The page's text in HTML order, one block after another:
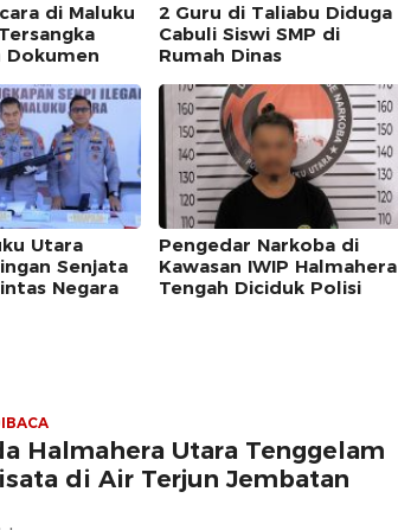
di Maluku
Dokumen
2 Guru di Taliabu Diduga
Cabuli Siswi SMP di
Rumah Dinas
Utara
Senjata
Negara
Pengedar Narkoba di
Kawasan IWIP Halmahera
Tengah Diciduk Polisi
Halmahera Utara Tenggelam
di Air Terjun Jembatan